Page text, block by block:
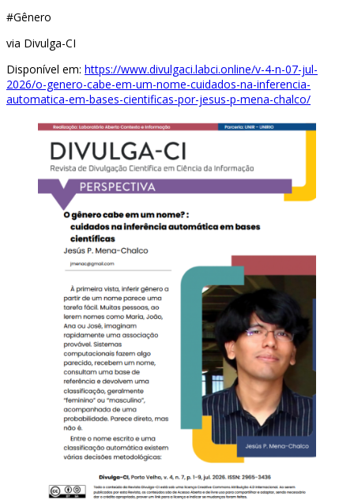
#Gênero
via Divulga-CI
Disponível em: https://www.divulgaci.labci.online/v-4-n-07-jul-
2026/o-genero-cabe-em-um-nome-cuidados-na-inferencia-
automatica-em-bases-cientificas-por-jesus-p-mena-chalco/